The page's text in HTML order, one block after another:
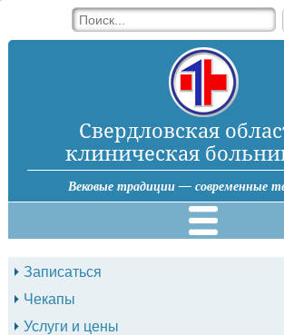
Свердловская
клиническая
Вековые традиции — современные
Записаться
Чекапы
Услуги и цены